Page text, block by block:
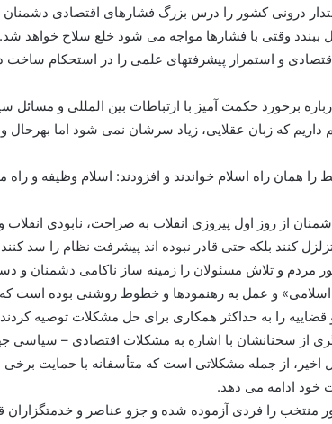
درونی کشور را درس بزرگ فشارهای اقتصادی دشمنان
ببندد وقتی با فشارها مواجه می شود خلع سلاح خواهد شد.
و استمرار پیشرفتهای علمی را در استحکام ساخت
درباره برخورد حکمت آمیز با ارتباطات بین المللی و
داریم که زبان عقلایی، زیاد سرشان نمی شود اما
را همان راه اسلام خواندند و افزودند: اسلام وظیفه
کنند بلکه حتی قادر نبوده اند پیشرفت نظام را سد
مردم و تلاش مسئولان را زمینه ساز ناکامی دشمنان و
اسلامی» و عمل به رهنمودها و خطوط روشنی بوده است که
را به حداکثر همکاری برای حل مشکلات توصیه
از سخنانشان با اشاره به مشکلات اقتصادی – سیاسی
غاصب صهیونیستی در ۶۵ سال اخیر، از جمله مشکلاتی است که
خود ادامه می دهد.
منتخب را فردی آزموده شده و جزو عناصر و